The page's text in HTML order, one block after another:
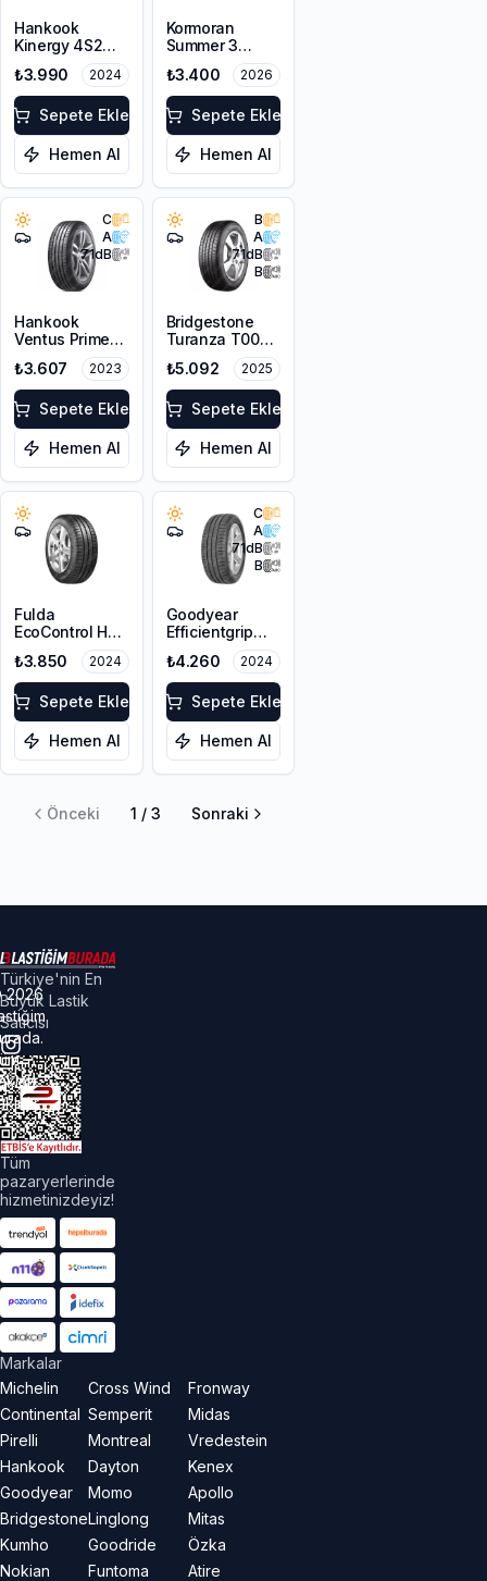
Hankook
Kinergy 4S2
H750 195/55R15
85V M+S
3PMSF
₺3.990 2024
Sepete Ekle
Hemen Al
Kormoran
Summer 3
195/55R15 85V
₺3.400 2026
Sepete Ekle
Hemen Al
C
A
71dB
Hankook
Ventus Prime3
K125 195/55R15
85H
₺3.607 2023
Sepete Ekle
Hemen Al
B
A
71dB
B
Bridgestone
Turanza T005
195/55R15 85V
₺5.092 2025
Sepete Ekle
Hemen Al
Fulda
EcoControl HP
195/55R15 85V
₺3.850 2024
Sepete Ekle
Hemen Al
C
A
71dB
B
Goodyear
Efficientgrip
Performance
195/55R15 85H
₺4.260 2024
Sepete Ekle
Hemen Al
Önceki 1 / 3 Sonraki
Türkiye'nin En
Büyük Lastik
Satıcısı
Tüm
pazaryerlerinde
hizmetinizdeyiz!
Markalar
Michelin
Continental
Pirelli
Hankook
Goodyear
Bridgestone
Kumho
Nokian
Cross Wind
Semperit
Montreal
Dayton
Momo
Linglong
Goodride
Funtoma
Fronway
Midas
Vredestein
Kenex
Apollo
Mitas
Özka
Atire
2026